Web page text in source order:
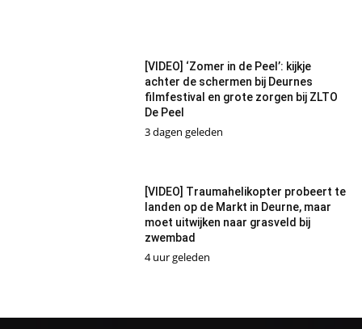
[VIDEO] ‘Zomer in de Peel’: kijkje
achter de schermen bij Deurnes
filmfestival en grote zorgen bij ZLTO
De Peel
3 dagen geleden
[VIDEO] Traumahelikopter probeert te
landen op de Markt in Deurne, maar
moet uitwijken naar grasveld bij
zwembad
4 uur geleden